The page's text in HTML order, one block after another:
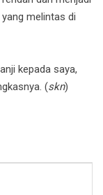
melintas di
kepada saya,
(skn)